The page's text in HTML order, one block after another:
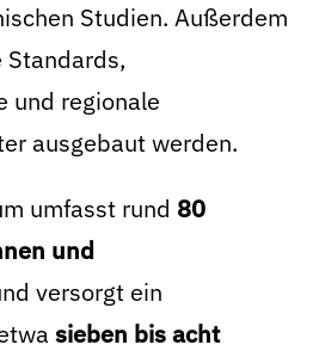
Studien. Außerdem
Standards,
und regionale
ausgebaut werden.
umfasst rund 80
und
versorgt ein
sieben bis acht